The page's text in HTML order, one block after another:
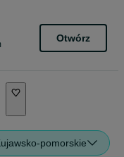
Otwórz
pomorskie